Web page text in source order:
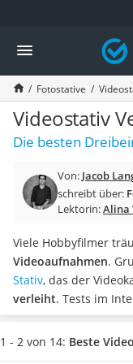
Die beliebtesten
Elektronik
Powerstation
Monitor 32 Zoll 4K
Fernseher
Drucker
Desktop-PC
Diascanner
Laser-
Powerstation mit
Gaming-PC
Soundbar
17-Zoll-Laptop
Satellitenschüssel
Gaming-Headset
Fotostative
Videostativ
Die besten
Von: Jacob
schreibt über:
Lektorin:Alina
Viele Hobbyfilmer
Videoaufnahmen.
Stativ, das der
verleiht. Tests im
Videostativ flüssige
sind viele ähnliche
1 - 2 von 14: Beste